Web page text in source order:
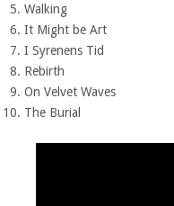
Walking
It Might be Art
I Syrenens Tid
Rebirth
On Velvet Waves
The Burial